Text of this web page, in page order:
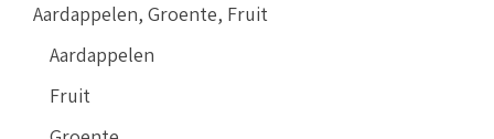
Aardappelen, Groente, Fruit
Aardappelen
Fruit